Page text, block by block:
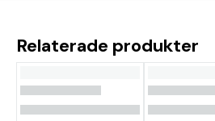
Relaterade produkter